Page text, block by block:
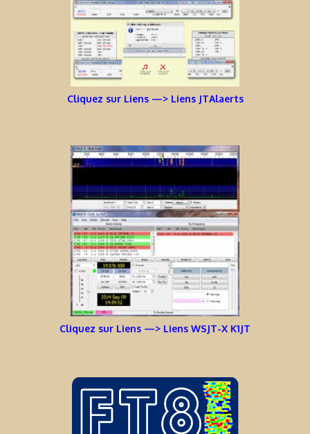
Cliquez sur Liens —> Liens JTAlaerts
Cliquez sur Liens —> Liens WSJT-X K1JT